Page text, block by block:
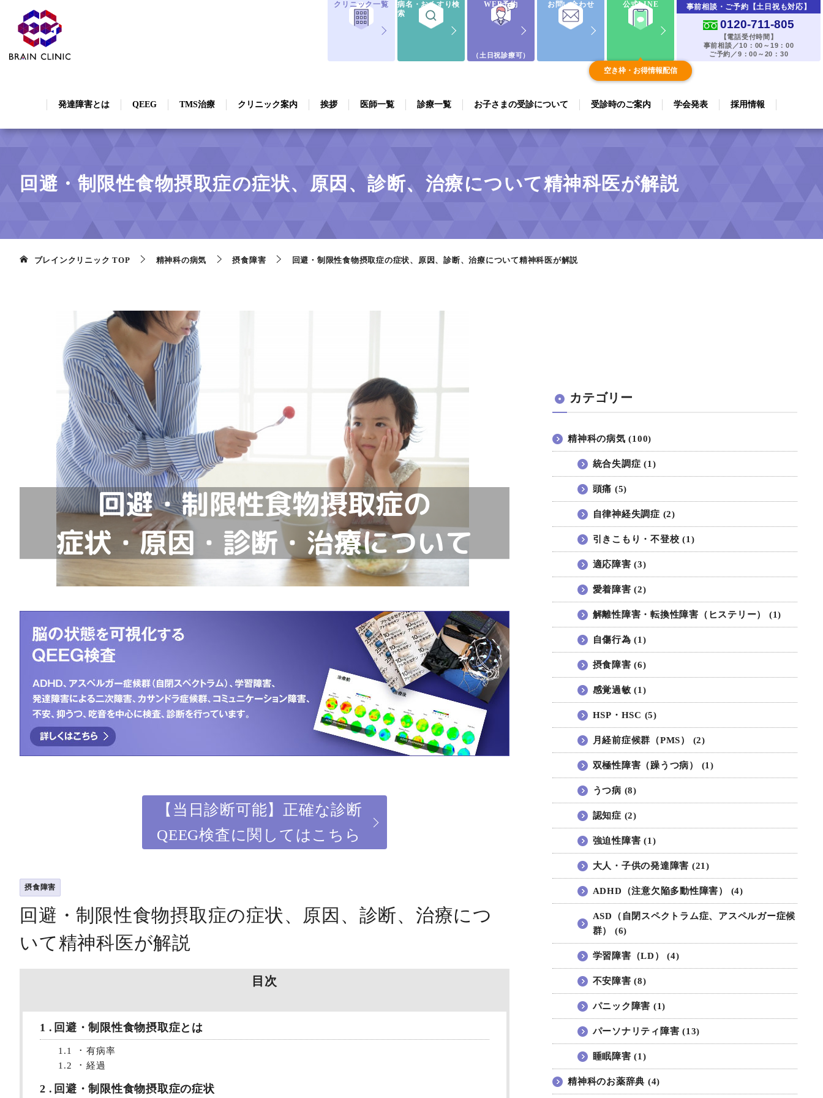
発達障害とは QEEG TMS治療 クリニック案内 挨拶 医師一覧 診療一覧 お子さまの受診について 受診時のご案内 学会発表 採用情報
クリニック一覧
病名・おくすり検
索
WEB予約
（土日祝診療可）
お問い合わせ 公式LINE
空き枠・お得情報配信
事前相談・ご予約【土日祝も対応】
0120-711-805
【電話受付時間】
事前相談／10：00～19：00
ご予約／9：00～20：30
回避・制限性食物摂取症の症状、原因、診断、治療について精神科医が解説
ブレインクリニック TOP 精神科の病気 摂食障害 回避・制限性食物摂取症の症状、原因、診断、治療について精神科医が解説
【当日診断可能】正確な診断
QEEG検査に関してはこちら
摂食障害
回避・制限性食物摂取症の症状、原因、診断、治療につ
いて精神科医が解説
目次
1 回避・制限性食物摂取症とは
1.1
有病率
1.2
経過
2 回避・制限性食物摂取症の症状
カテゴリー
精神科の病気 (100)
統合失調症 (1)
頭痛 (5)
自律神経失調症 (2)
引きこもり・不登校 (1)
適応障害 (3)
愛着障害 (2)
解離性障害・転換性障害（ヒステリー） (1)
自傷行為 (1)
摂食障害 (6)
感覚過敏 (1)
HSP・HSC (5)
月経前症候群（PMS） (2)
双極性障害（躁うつ病） (1)
うつ病 (8)
認知症 (2)
強迫性障害 (1)
大人・子供の発達障害 (21)
ADHD（注意欠陥多動性障害） (4)
ASD（自閉スペクトラム症、アスペルガー症候
群） (6)
学習障害（LD） (4)
不安障害 (8)
パニック障害 (1)
パーソナリティ障害 (13)
睡眠障害 (1)
精神科のお薬辞典 (4)